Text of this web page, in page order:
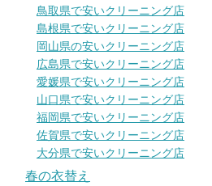
鳥取県で安いクリーニング店
島根県で安いクリーニング店
岡山県の安いクリーニング店
広島県で安いクリーニング店
愛媛県で安いクリーニング店
山口県で安いクリーニング店
福岡県で安いクリーニング店
佐賀県で安いクリーニング店
大分県で安いクリーニング店
春の衣替え